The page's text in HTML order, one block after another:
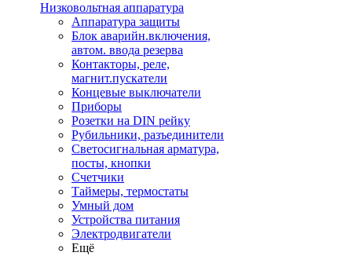
Низковольтная аппаратура
Аппаратура защиты
Блок аварийн.включения,
автом. ввода резерва
Контакторы, реле,
магнит.пускатели
Концевые выключатели
Приборы
Розетки на DIN рейку
Рубильники, разъединители
Светосигнальная арматура,
посты, кнопки
Счетчики
Таймеры, термостаты
Умный дом
Устройства питания
Электродвигатели
Ещё